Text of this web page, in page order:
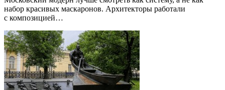
набор красивых маскаронов. Архитекторы работали
с композицией…